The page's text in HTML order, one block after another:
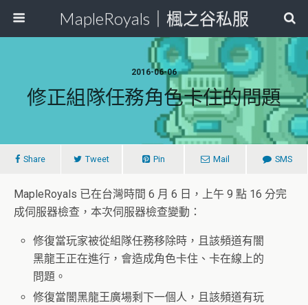
MapleRoyals｜楓之谷私服
2016-06-06
修正組隊任務角色卡住的問題
Share Tweet Pin Mail SMS
MapleRoyals 已在台灣時間 6 月 6 日，上午 9 點 16 分完
成伺服器檢查，本次伺服器檢查變動：
修復當玩家被從組隊任務移除時，且該頻道有闇
黑龍王正在進行，會造成角色卡住、卡在線上的
問題。
修復當闇黑龍王廣場剩下一個人，且該頻道有玩